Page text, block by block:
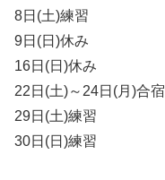
8日(土)練習
9日(日)休み
16日(日)休み
22日(土)～24日(月)合宿
29日(土)練習
30日(日)練習